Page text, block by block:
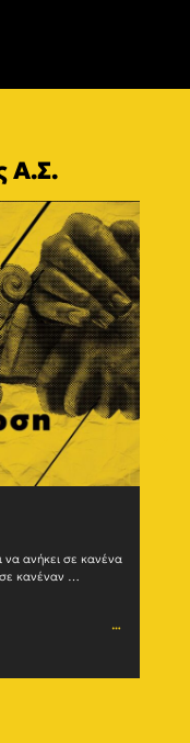
Α.Σ.
να ανήκει σε κανένα
κανέναν